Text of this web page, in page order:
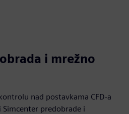
i mrežno
nad postavkama CFD-a
predobrade i